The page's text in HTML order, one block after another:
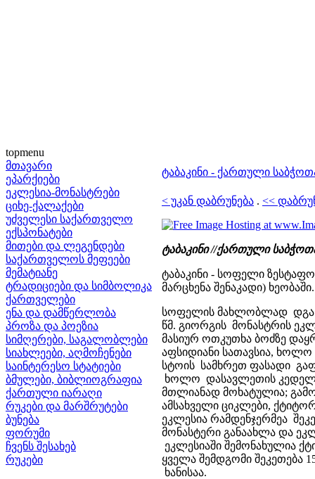
topmenu
მთავარი
ეპარქიები
ეკლესია-მონასტრები
ციხე-ქალაქები
უძველესი საქართველო
ექსპონატები
მითები და ლეგენდები
საქართველოს მეფეები
მემატიანე
ტრადიციები და სიმბოლიკა
ქართველები
ენა და დამწერლობა
პროზა და პოეზია
სიმღერები, საგალობლები
სიახლეები, აღმოჩენები
საინტერესო სტატიები
ბმულები, ბიბლიოგრაფია
ქართული იარაღი
რუკები და მარშრუტები
ბუნება
ფორუმი
ჩვენს შესახებ
რუკები
ტაბაკინი - ქართული
< უკან დაბრუნება . <<
ტაბაკინი //ქართული
ტაბაკინი - სოფელი
მარცხენა შენაკადი)
სოფელის მახლობლად დგას
წმ. გიორგის მონასტრის
მასიურ ოთკუთხა ბოძზე
აფსიდიანი სათავსია,
სტოის სამხრეთ ფასადი
ხოლო დასავლეთის კედელი
მთლიანად მოხატულია;
ამსახველი ციკლები,
ეკლესია რამდენჯერმეა
მონასტერი განაახლა და
ეკლესიაში შემონახულია
ყველა შემდგომი
ხანისაა.